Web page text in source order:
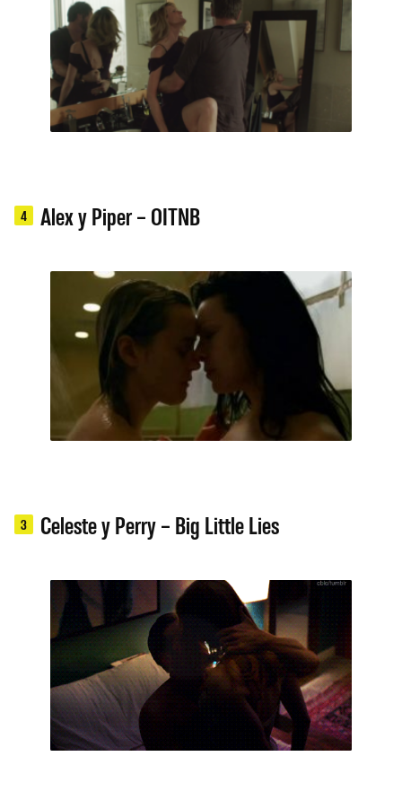
4 Alex y Piper – OITNB
3 Celeste y Perry – Big Little Lies